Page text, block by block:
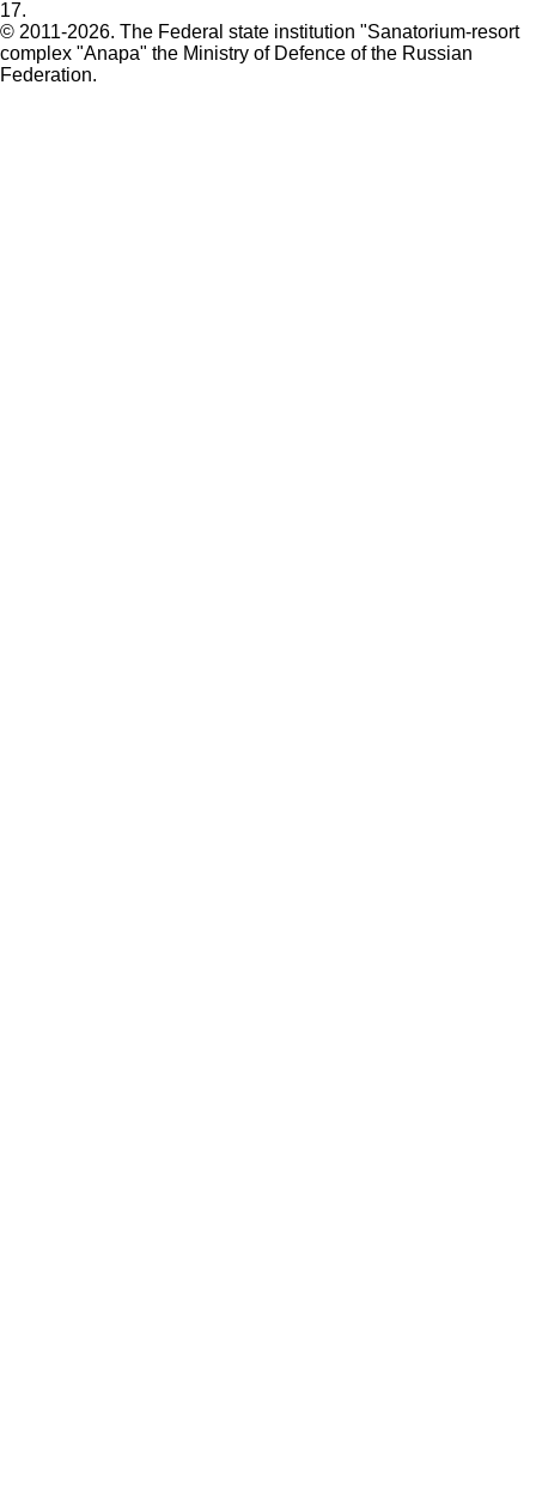
17.
© 2011-2026. The Federal state institution "Sanatorium-resort
complex "Anapa" the Ministry of Defence of the Russian
Federation.